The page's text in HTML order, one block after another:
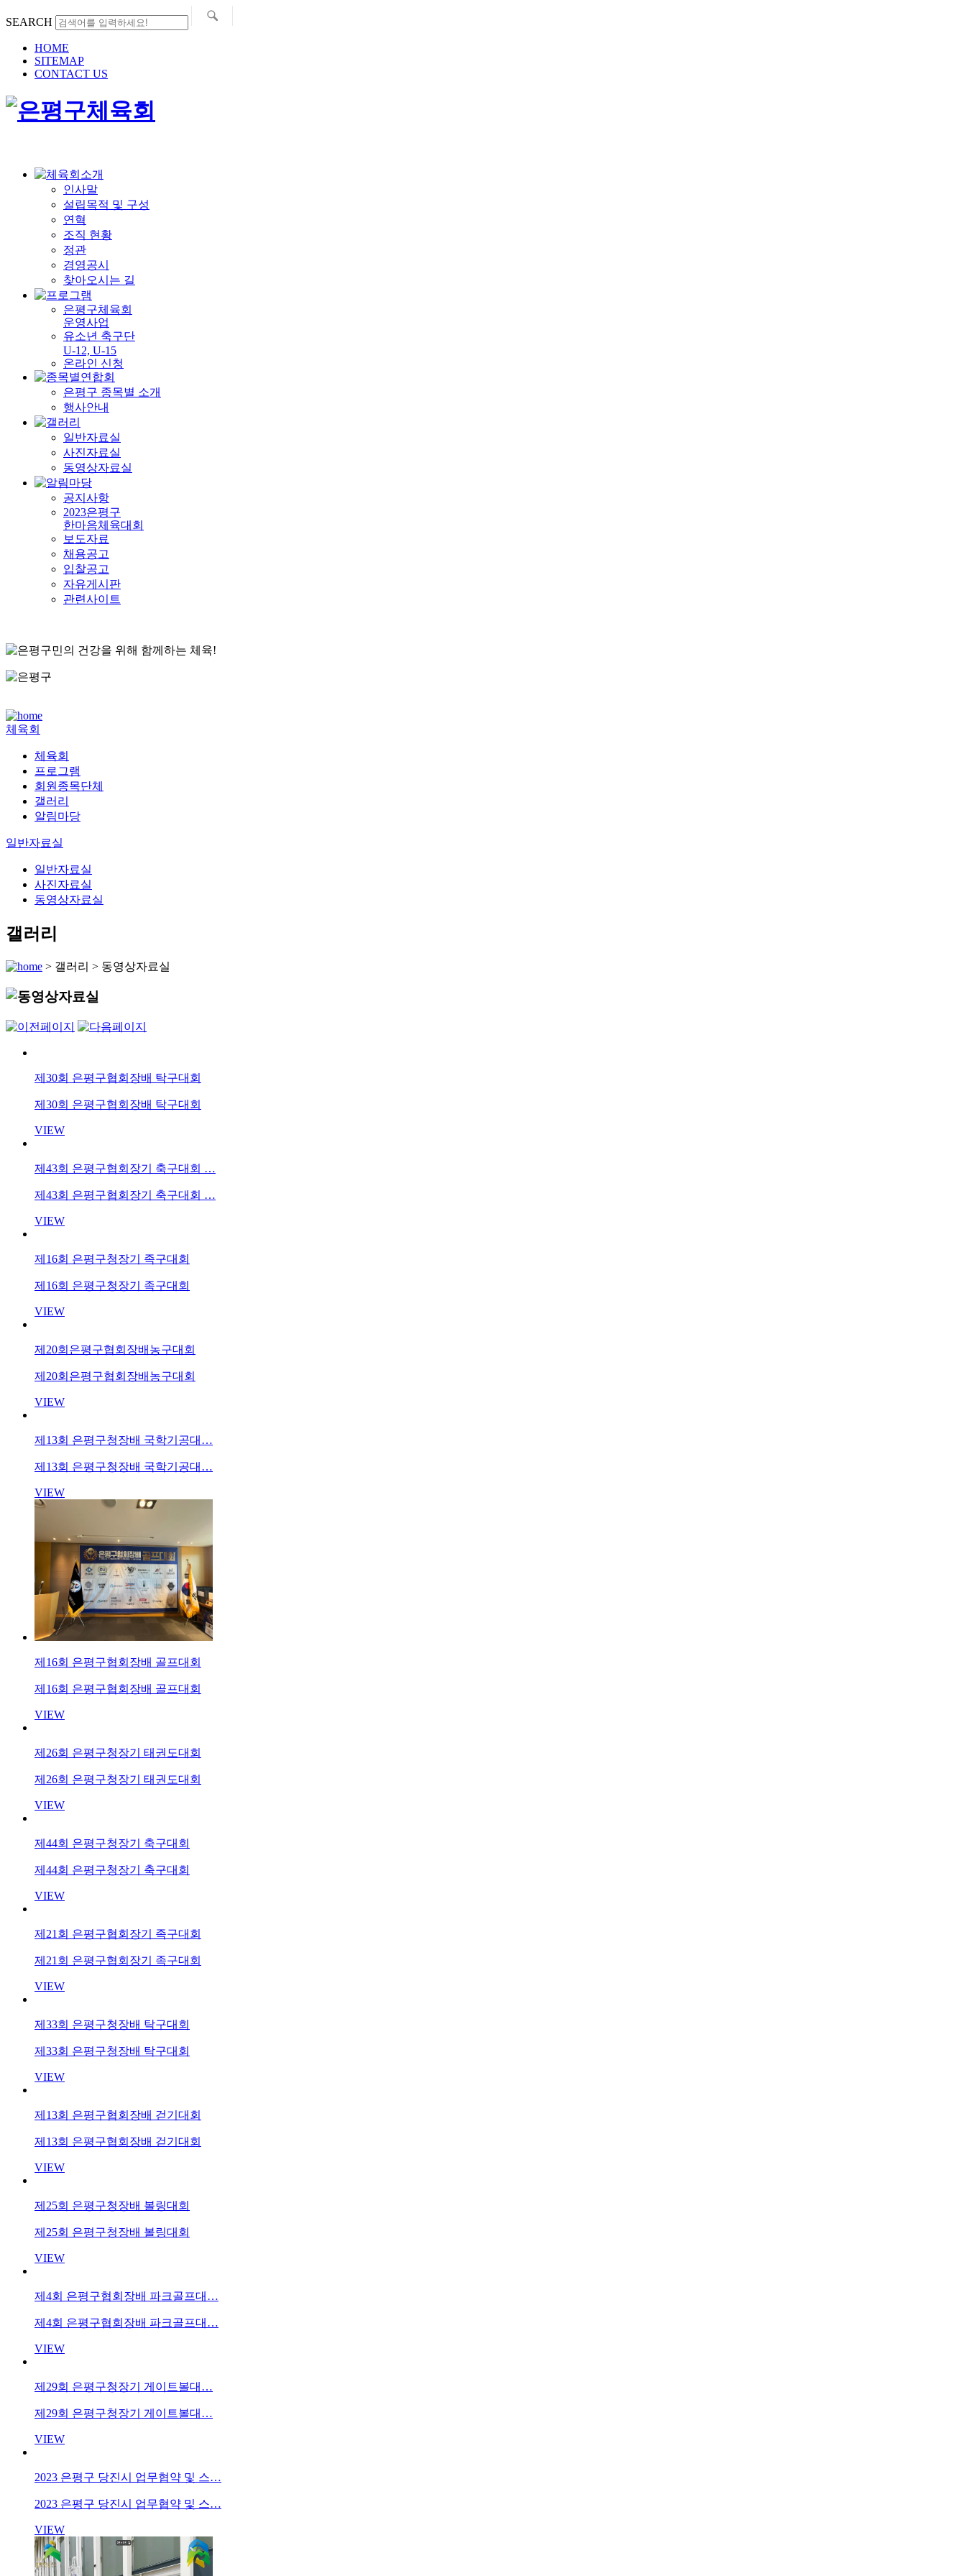
SEARCH
HOME
SITEMAP
CONTACT US
인사말
설립목적 및 구성
연혁
조직 현황
정관
경영공시
찾아오시는 길
은평구체육회
운영사업
유소년 축구단
U-12, U-15
온라인 신청
은평구 종목별 소개
행사안내
일반자료실
사진자료실
동영상자료실
공지사항
2023은평구
한마음체육대회
보도자료
채용공고
입찰공고
자유게시판
관련사이트
체육회
체육회
프로그램
회원종목단체
갤러리
알림마당
일반자료실
일반자료실
사진자료실
동영상자료실
갤러리
> 갤러리 > 동영상자료실
제30회 은평구협회장배 탁구대회
제30회 은평구협회장배 탁구대회
VIEW
제43회 은평구협회장기 축구대회 …
제43회 은평구협회장기 축구대회 …
VIEW
제16회 은평구청장기 족구대회
제16회 은평구청장기 족구대회
VIEW
제20회은평구협회장배농구대회
제20회은평구협회장배농구대회
VIEW
제13회 은평구청장배 국학기공대…
제13회 은평구청장배 국학기공대…
VIEW
제16회 은평구협회장배 골프대회
제16회 은평구협회장배 골프대회
VIEW
제26회 은평구청장기 태권도대회
제26회 은평구청장기 태권도대회
VIEW
제44회 은평구청장기 축구대회
제44회 은평구청장기 축구대회
VIEW
제21회 은평구협회장기 족구대회
제21회 은평구협회장기 족구대회
VIEW
제33회 은평구청장배 탁구대회
제33회 은평구청장배 탁구대회
VIEW
제13회 은평구협회장배 걷기대회
제13회 은평구협회장배 걷기대회
VIEW
제25회 은평구청장배 볼링대회
제25회 은평구청장배 볼링대회
VIEW
제4회 은평구협회장배 파크골프대…
제4회 은평구협회장배 파크골프대…
VIEW
제29회 은평구청장기 게이트볼대…
제29회 은평구청장기 게이트볼대…
VIEW
2023 은평구 당진시 업무협약 및 스…
2023 은평구 당진시 업무협약 및 스…
VIEW